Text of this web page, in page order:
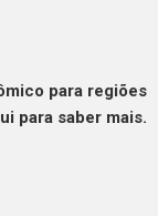
para regiões
para saber mais.